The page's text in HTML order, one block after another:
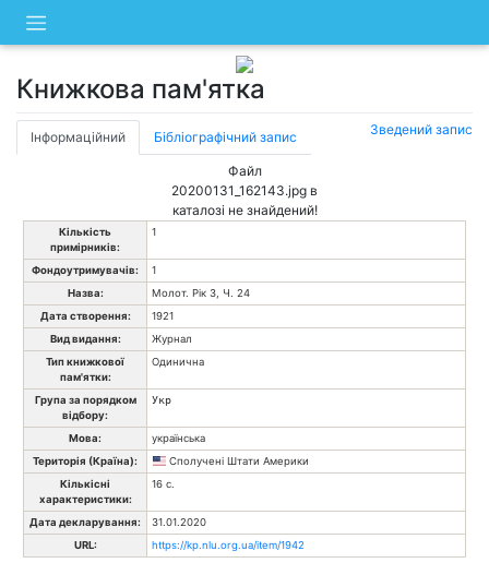
content
Книжкова пам'ятка
Інформаційний Бібліографічний запис Зведений запис
Файл
20200131_162143.jpg в
каталозі не знайдений!
Кількість
примірників:
1
Фондоутримувачів:
1
Назва:
Молот. Рік 3, Ч. 24
Дата створення:
1921
Вид видання:
Журнал
Тип книжкової
пам'ятки:
Одинична
Група за порядком
відбору:
Укр
Мова:
українська
Територія (Країна):
Сполучені Штати Америки
Кількісні
характеристики:
16 с.
Дата декларування:
31.01.2020
URL:
https://kp.nlu.org.ua/item/1942